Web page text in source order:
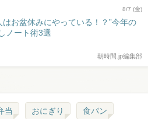
8/7 (金)
はお盆休みにやっている！？”今年の
ノート術3選
朝時間.jp編集部
当 おにぎり 食パン